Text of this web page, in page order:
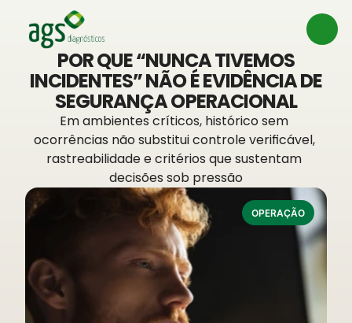
POR QUE “NUNCA TIVEMOS
INCIDENTES” NÃO É EVIDÊNCIA DE
SEGURANÇA OPERACIONAL
Em ambientes críticos, histórico sem
ocorrências não substitui controle verificável,
rastreabilidade e critérios que sustentam
decisões sob pressão
OPERAÇÃO